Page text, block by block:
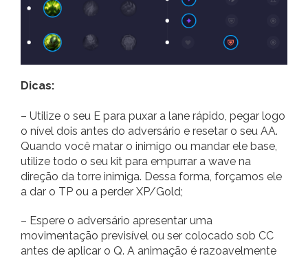
Dicas:
– Utilize o seu E para puxar a lane rápido, pegar logo
o nível dois antes do adversário e resetar o seu AA.
Quando você matar o inimigo ou mandar ele base,
utilize todo o seu kit para empurrar a wave na
direção da torre inimiga. Dessa forma, forçamos ele
a dar o TP ou a perder XP/Gold;
– Espere o adversário apresentar uma
movimentação previsível ou ser colocado sob CC
antes de aplicar o Q. A animação é razoavelmente